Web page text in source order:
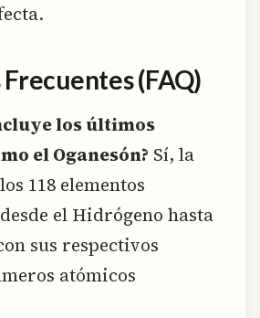
(FAQ)
los últimos
el Oganesón? Sí, la
118 elementos
el Hidrógeno hasta
sus respectivos
atómicos